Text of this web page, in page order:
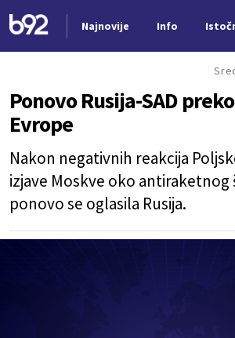
Najnovije Info
Ponovo Rusija-SAD
Evrope
Nakon negativnih reakcija
izjave Moskve oko antiraketnog
ponovo se oglasila Rusija.